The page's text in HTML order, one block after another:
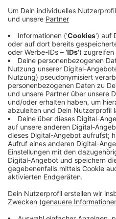
Anzeige
Laut einer aktuellen
Bitkom spielt rund die Hälfte
und Frauen gleich,
oder Computerspiele.
Altersgruppen.
Hier geht es zum Programm
Anzeige